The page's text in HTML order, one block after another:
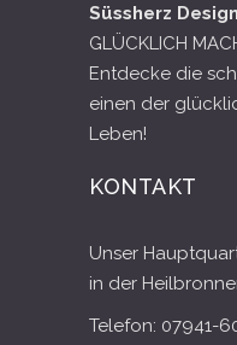
Süssherz Design
GLÜCKLICH
Entdecke die
einen der
Leben!
KONTAKT
Unser
in der
Telefon: 07941-